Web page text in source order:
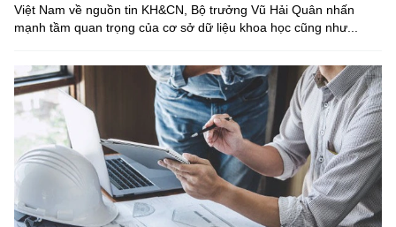
Việt Nam về nguồn tin KH&CN, Bộ trưởng Vũ Hải Quân nhấn
mạnh tầm quan trọng của cơ sở dữ liệu khoa học cũng như...